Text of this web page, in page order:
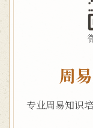
周
专业周易知识